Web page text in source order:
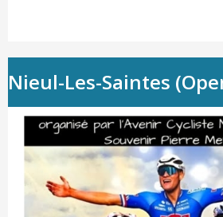
Nieul-Les-Saintes